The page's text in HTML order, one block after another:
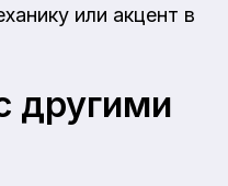
или акцент в
другими